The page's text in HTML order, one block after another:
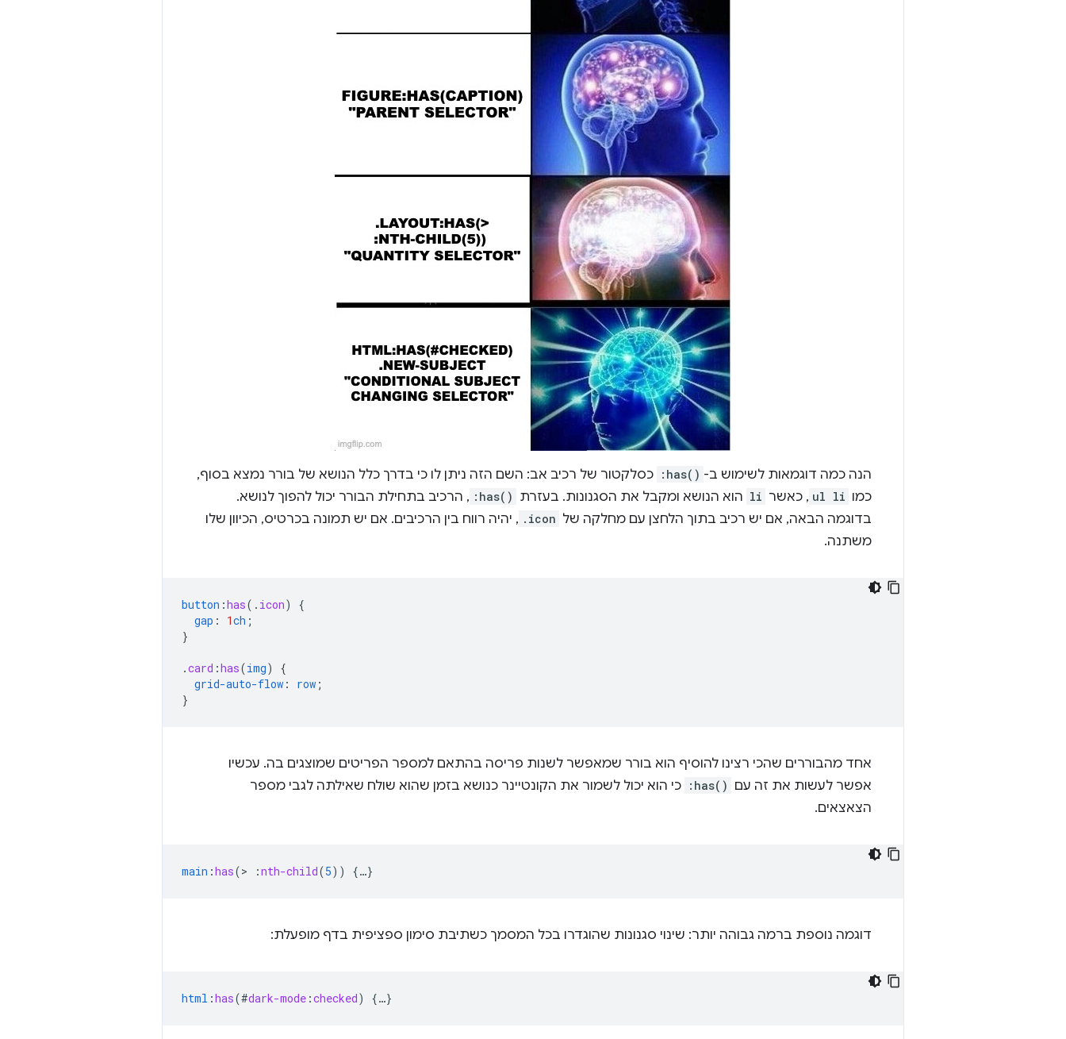
הנה כמה דוגמאות לשימוש ב- :has() כסלקטור של רכיב אב: השם הזה ניתן לו כי בדרך כלל הנושא של בורר נמצא בסוף,
כמו ul li , כאשר li הוא הנושא ומקבל את הסגנונות. בעזרת :has() , הרכיב בתחילת הבורר יכול להפוך לנושא.
בדוגמה הבאה, אם יש רכיב בתוך הלחצן עם מחלקה של .icon , יהיה רווח בין הרכיבים. אם יש תמונה בכרטיס, הכיוון שלו
משתנה.
button :has( . icon)
{
gap : 1ch ;
}
.card :has(img)
{
grid-auto-flow : row ;
}
אחד מהבוררים שהכי רצינו להוסיף הוא בורר שמאפשר לשנות פריסה בהתאם למספר הפריטים שמוצגים בה. עכשיו
אפשר לעשות את זה עם :has() כי הוא יכול לשמור את הקונטיינר כנושא בזמן שהוא שולח שאילתה לגבי מספר
הצאצאים.
main :has(> :nth-child(5)) {…}
דוגמה נוספת ברמה גבוהה יותר: שינוי סגנונות שהוגדרו בכל המסמך כשתיבת סימון ספציפית בדף מופעלת:
html :has(#dark-mode :checked) {…}